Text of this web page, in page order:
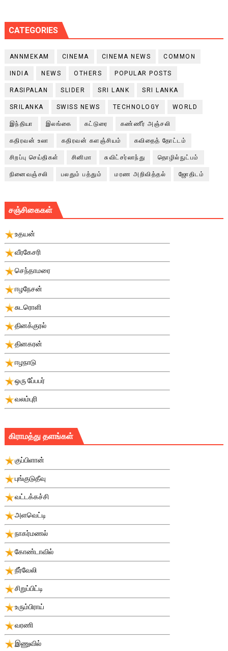
CATEGORIES
ANNMEKAM CINEMA CINEMA NEWS COMMON
INDIA NEWS OTHERS POPULAR POSTS
RASIPALAN SLIDER SRI LANK SRI LANKA
SRILANKA SWISS NEWS TECHNOLOGY WORLD
இந்தியா இலங்கை கட்டுரை கண்ணீர் அஞ்சலி
கதிரவன் உலா கதிரவன் களஞ்சியம் கவிதைத் தோட்டம்
சிறப்பு செய்திகள் சினிமா சுவிட்சர்லாந்து தொழில்நுட்பம்
நினைவஞ்சலி பலதும் பத்தும் மரண அறிவித்தல் ஜோதிடம்
சஞ்சிகைகள்
உதயன்
வீரகேசரி
செந்தாமரை
ஈழநேசன்
சுடரொளி
தினக்குரல்
தினகரன்
ஈழநாடு
ஒரு பே்பபர்
வலம்புரி
கிராமத்து தளங்கள்
குப்பிளான்
புங்குடுதீவு
வட்டக்கச்சி
அளவெட்டி
நாகர்மணல்
கோண்டாவில்
நீர்வேலி
சிறுப்பிட்டி
உரும்பிராய்
வரணி
இணுவில்